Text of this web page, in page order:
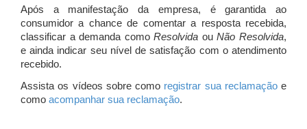
Após a manifestação da empresa, é garantida ao
consumidor a chance de comentar a resposta recebida,
classificar a demanda comoResolvida ouNão Resolvida,
e ainda indicar seu nível de satisfação com o atendimento
recebido.
Assista os vídeos sobre como registrar sua reclamaçãoe
como acompanhar sua reclamação.